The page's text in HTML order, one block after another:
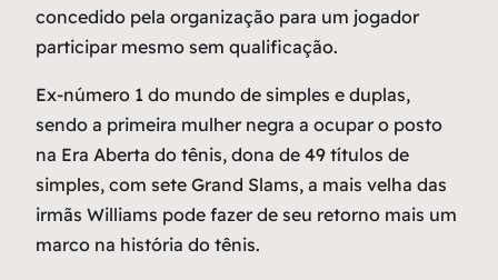
concedido pela organização para um jogador
participar mesmo sem qualificação.
Ex-número 1 do mundo de simples e duplas,
sendo a primeira mulher negra a ocupar o posto
na Era Aberta do tênis, dona de 49 títulos de
simples, com sete Grand Slams, a mais velha das
irmãs Williams pode fazer de seu retorno mais um
marco na história do tênis.